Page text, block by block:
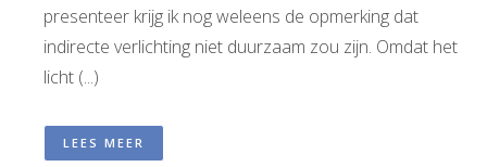
presenteer krijg ik nog weleens de opmerking dat
indirecte verlichting niet duurzaam zou zijn. Omdat het
licht (...)
LEES MEER